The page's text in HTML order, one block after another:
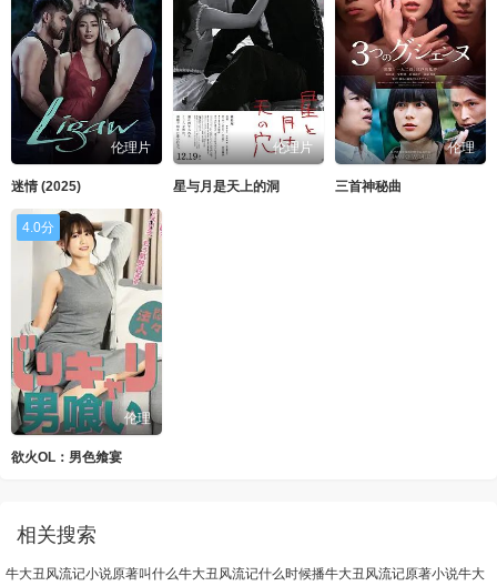
伦理片
迷情 (2025)
伦理片
星与月是天上的洞
伦理
三首神秘曲
4.0分
伦理
欲火OL：男色飨宴
相关搜索
牛大丑风流记小说原著叫什么牛大丑风流记什么时候播牛大丑风流记原著小说牛大